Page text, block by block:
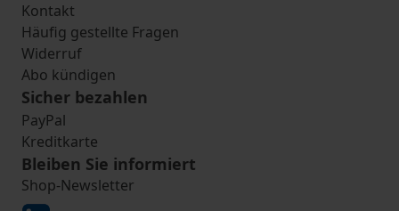
Kontakt
Häufig gestellte Fragen
Widerruf
Abo kündigen
Sicher bezahlen
PayPal
Kreditkarte
Bleiben Sie informiert
Shop-Newsletter